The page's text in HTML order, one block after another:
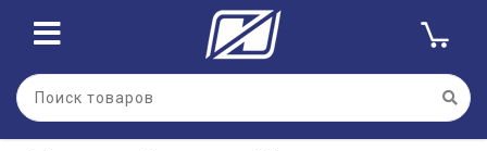
Для клиентов всех банков